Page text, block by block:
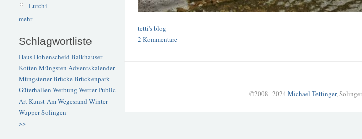
Lurchi
mehr
Schlagwortliste
Haus Hohenscheid Balkhauser
Kotten Müngsten Adventskalender
Müngstener BrückeBrückenpark
Güterhallen Werbung WetterPublic
ArtKunstAm Wegesrand Winter
WupperSolingen
>>
tetti's blog
2 Kommentare
©2008–2024 Michael Tettinger,